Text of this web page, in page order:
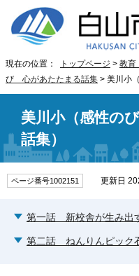
現在の位置： トップページ > 教育
び 心があたたまる話集 > 美川小
美川小（感性の
話集）
ページ番号1002151 更新日
第一話 新校舎が生み出
第二話 ねんりんピック